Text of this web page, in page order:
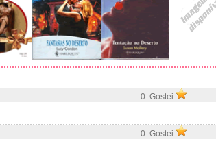
0 Gostei
0 Gostei